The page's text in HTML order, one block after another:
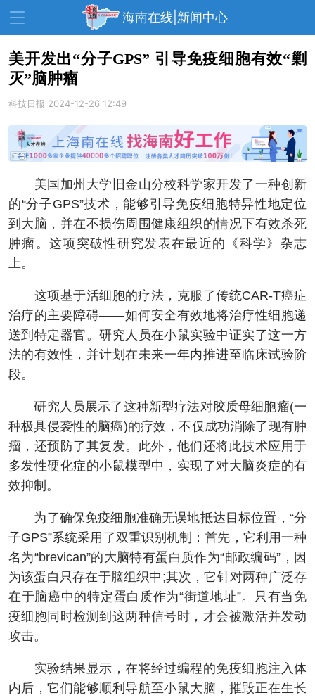
海南在线|新闻中心
资讯中心
教育 健康 房产
生活 演出 活动
展会 走读海南 周末去哪儿
人才在线
美开发出“分子GPS” 引导免疫细胞有效“剿
灭”脑肿瘤
科技日报 2024-12-26 12:49
美国加州大学旧金山分校科学家开发了一种创新
的“分子GPS”技术，能够引导免疫细胞特异性地定位
到大脑，并在不损伤周围健康组织的情况下有效杀死
肿瘤。这项突破性研究发表在最近的《科学》杂志
上。
这项基于活细胞的疗法，克服了传统CAR-T癌症
治疗的主要障碍——如何安全有效地将治疗性细胞递
送到特定器官。研究人员在小鼠实验中证实了这一方
法的有效性，并计划在未来一年内推进至临床试验阶
段。
研究人员展示了这种新型疗法对胶质母细胞瘤(一
种极具侵袭性的脑癌)的疗效，不仅成功消除了现有肿
瘤，还预防了其复发。此外，他们还将此技术应用于
多发性硬化症的小鼠模型中，实现了对大脑炎症的有
效抑制。
为了确保免疫细胞准确无误地抵达目标位置，“分
子GPS”系统采用了双重识别机制：首先，它利用一种
名为“brevican”的大脑特有蛋白质作为“邮政编码”，因
为该蛋白只存在于脑组织中;其次，它针对两种广泛存
在于脑癌中的特定蛋白质作为“街道地址”。只有当免
疫细胞同时检测到这两种信号时，才会被激活并发动
攻击。
实验结果显示，在将经过编程的免疫细胞注入体
内后，它们能够顺利导航至小鼠大脑，摧毁正在生长